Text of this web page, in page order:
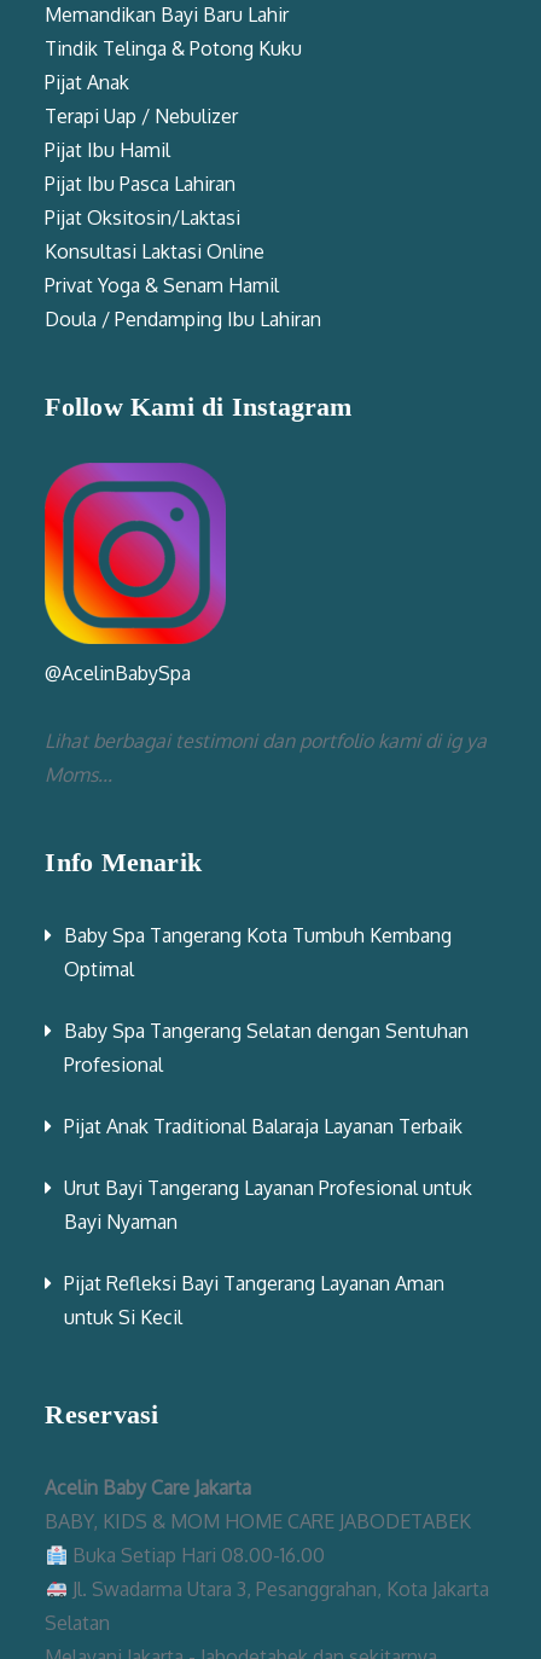
Memandikan Bayi Baru Lahir
Tindik Telinga & Potong Kuku
Pijat Anak
Terapi Uap / Nebulizer
Pijat Ibu Hamil
Pijat Ibu Pasca Lahiran
Pijat Oksitosin/Laktasi
Konsultasi Laktasi Online
Privat Yoga & Senam Hamil
Doula / Pendamping Ibu Lahiran
Follow Kami di Instagram
@AcelinBabySpa
Lihat berbagai testimoni dan portfolio kami di ig ya
Moms...
Info Menarik
Baby Spa Tangerang Kota Tumbuh Kembang
Optimal
Baby Spa Tangerang Selatan dengan Sentuhan
Profesional
Pijat Anak Traditional Balaraja Layanan Terbaik
Urut Bayi Tangerang Layanan Profesional untuk
Bayi Nyaman
Pijat Refleksi Bayi Tangerang Layanan Aman
untuk Si Kecil
Reservasi
Acelin Baby Care Jakarta
BABY, KIDS & MOM HOME CARE JABODETABEK
Buka Setiap Hari 08.00-16.00
Jl. Swadarma Utara 3, Pesanggrahan, Kota Jakarta
Selatan